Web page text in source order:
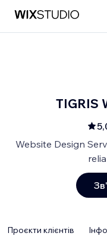
TIGRIS
Website Design
Проєкти клієнтів